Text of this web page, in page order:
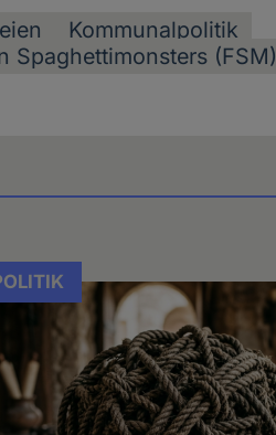
Kommunalpolitik
Spaghettimonsters (FSM)